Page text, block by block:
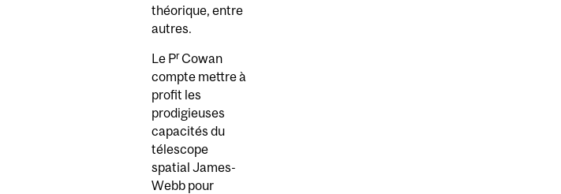
théorique, entre
autres.
Le PrCowan
compte mettre à
profit les
prodigieuses
capacités du
télescope
spatial James-
Webb pour